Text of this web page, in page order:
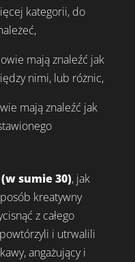
kategorii, do
mają znaleźć jak
nimi, lub różnic,
mają znaleźć jak
sumie 30), jak
kreatywny
z całego
i utrwalili
angażujący i